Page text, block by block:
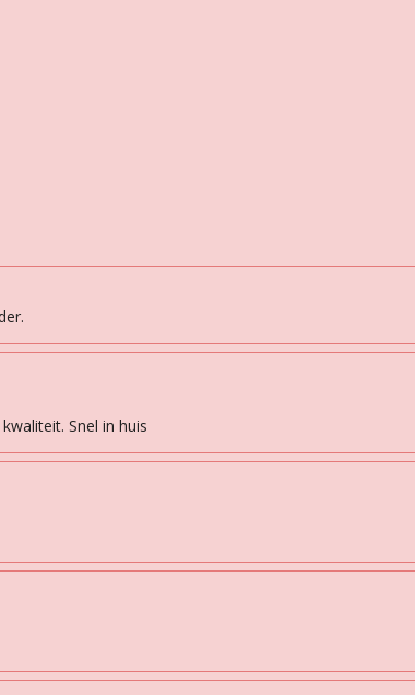
Snel in huis